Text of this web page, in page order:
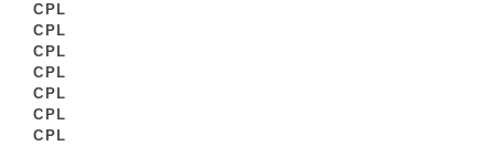
CPL
CPL
CPL
CPL
CPL
CPL
CPL